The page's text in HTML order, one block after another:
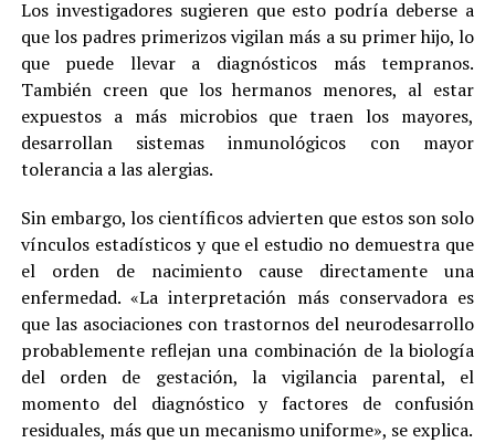
Los investigadores sugieren que esto podría deberse a
que los padres primerizos vigilan más a su primer hijo, lo
que puede llevar a diagnósticos más tempranos.
También creen que los hermanos menores, al estar
expuestos a más microbios que traen los mayores,
desarrollan sistemas inmunológicos con mayor
tolerancia a las alergias.
Sin embargo, los científicos advierten que estos son solo
vínculos estadísticos y que el estudio no demuestra que
el orden de nacimiento cause directamente una
enfermedad. «La interpretación más conservadora es
que las asociaciones con trastornos del neurodesarrollo
probablemente reflejan una combinación de la biología
del orden de gestación, la vigilancia parental, el
momento del diagnóstico y factores de confusión
residuales, más que un mecanismo uniforme», se explica.